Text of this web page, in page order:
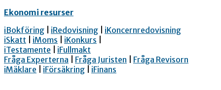
Ekonomi resurser
iBokföring
iRedovisning
iKoncernredovisning
iSkatt
iMoms iKonkurs
iTestamente
iFullmakt
Fråga Experterna
Fråga Juristen
Fråga Revisorn
iMäklare
iFörsäkring iFinans